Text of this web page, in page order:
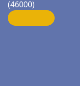
(46000)